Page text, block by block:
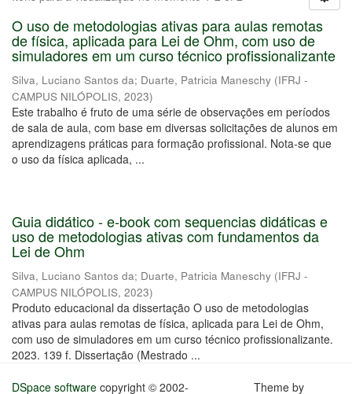
O uso de metodologias ativas para aulas remotas
de física, aplicada para Lei de Ohm, com uso de
simuladores em um curso técnico profissionalizante
Silva, Luciano Santos da; Duarte, Patricia Maneschy (IFRJ -
CAMPUS NILÓPOLIS, 2023)
Este trabalho é fruto de uma série de observações em períodos
de sala de aula, com base em diversas solicitações de alunos em
aprendizagens práticas para formação profissional. Nota-se que
o uso da física aplicada, ...
Guia didático - e-book com sequencias didáticas e
uso de metodologias ativas com fundamentos da
Lei de Ohm
Silva, Luciano Santos da; Duarte, Patricia Maneschy (IFRJ -
CAMPUS NILÓPOLIS, 2023)
Produto educacional da dissertação O uso de metodologias
ativas para aulas remotas de física, aplicada para Lei de Ohm,
com uso de simuladores em um curso técnico profissionalizante.
2023. 139 f. Dissertação (Mestrado ...
DSpace software copyright © 2002- Theme by